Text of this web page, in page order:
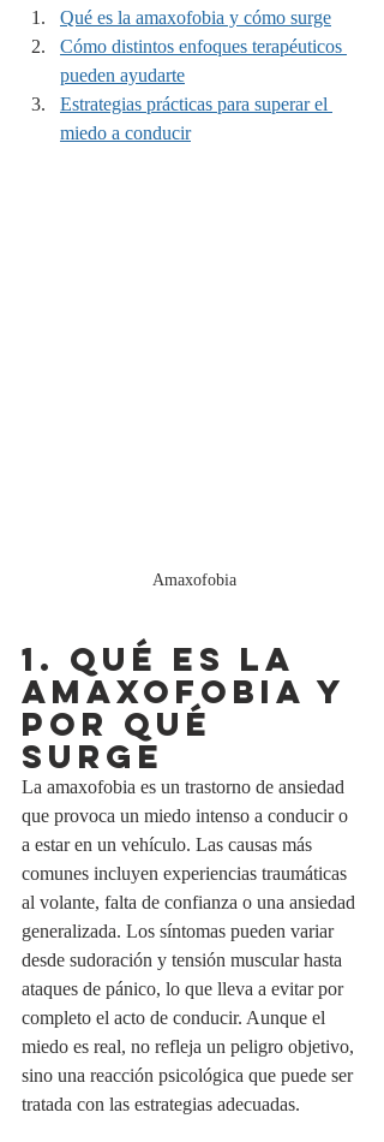
Qué es la amaxofobia y cómo surge
Cómo distintos enfoques terapéuticos
pueden ayudarte
Estrategias prácticas para superar el
miedo a conducir
Amaxofobia
1. QUÉ ES LA
AMAXOFOBIA Y
POR QUÉ
SURGE
La amaxofobia es un trastorno de ansiedad
que provoca un miedo intenso a conducir o
a estar en un vehículo. Las causas más
comunes incluyen experiencias traumáticas
al volante, falta de confianza o una ansiedad
generalizada. Los síntomas pueden variar
desde sudoración y tensión muscular hasta
ataques de pánico, lo que lleva a evitar por
completo el acto de conducir. Aunque el
miedo es real, no refleja un peligro objetivo,
sino una reacción psicológica que puede ser
tratada con las estrategias adecuadas.